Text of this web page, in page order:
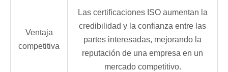
Ventaja
competitiva
Las certificaciones ISO aumentan la
credibilidad y la confianza entre las
partes interesadas, mejorando la
reputación de una empresa en un
mercado competitivo.